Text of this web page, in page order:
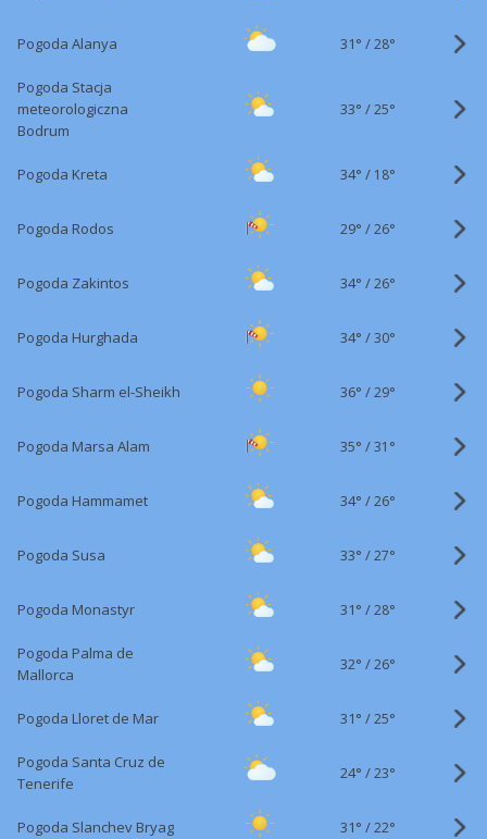
Pogoda Alanya 31° /28°
Pogoda Stacja
meteorologiczna
Bodrum
33° /25°
Pogoda Kreta 34° / 18°
Pogoda Rodos 29° /26°
Pogoda Zakintos 34° /26°
Pogoda Hurghada 34° /30°
Pogoda Sharm el-Sheikh 36° /29°
Pogoda Marsa Alam 35° /31°
Pogoda Hammamet 34° /26°
Pogoda Susa 33° /27°
Pogoda Monastyr 31° /28°
Pogoda Palma de
Mallorca
32° /26°
Pogoda Lloret de Mar 31° /25°
Pogoda Santa Cruz de
Tenerife
24° /23°
Pogoda Slanchev Bryag 31° /22°